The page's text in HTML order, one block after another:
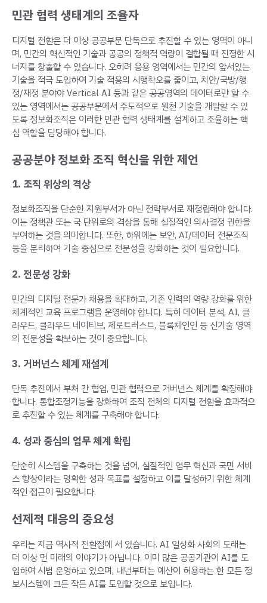
민관 협력 생태계의 조율자
디지털 전환은 더 이상 공공부문 단독으로 추진할 수 있는 영역이 아니
며, 민간의 혁신적인 기술과 공공의 정책적 역량이 결합될 때 진정한 시
너지를 창출할 수 있습니다. 오히려 응용 영역에서는 민간의 앞서있는
기술을 적극 도입하여 기술 적용의 시행착오를 줄이고, 치안/국방/행
정/재정 분야야 Vertical AI 등과 같은 공공영역의 데이터로만 할 수
있는 영역에서는 공공부문에서 주도적으로 원천 기술을 개발할 수 있
도록 정보화조직은 이러한 민관 협력 생태계를 설계하고 조율하는 핵
심 역할을 담당해야 합니다.
공공분야 정보화 조직 혁신을 위한 제언
1. 조직 위상의 격상
정보화조직을 단순한 지원부서가 아닌 전략부서로 재정립해야 합니다.
이는 정책관 또는 국 단위로의 격상을 통해 실질적인 의사결정 권한을
부여하는 것을 의미합니다. 또한, 하위에는 보안, AI/데이터 전문조직
등을 분리하여 기술 중심으로 전문성을 강화하는 것이 필요합니다.
2. 전문성 강화
민간의 디지털 전문가 채용을 확대하고, 기존 인력의 역량 강화를 위한
체계적인 교육 프로그램을 운영해야 합니다. 특히 데이터 분석, AI, 클
라우드, 클라우드 네이티브, 제로트러스트, 블록체인인 등 신기술 영역
의 전문성을 확보하는 것이 중요합니다.
3. 거버넌스 체계 재설계
단독 추진에서 부처 간 협업, 민관 협력으로 거버넌스 체계를 확장해야
합니다. 통합조정기능을 강화하여 조직 전체의 디지털 전환을 효과적으
로 추진할 수 있는 체계를 구축해야 합니다.
4. 성과 중심의 업무 체계 확립
단순히 시스템을 구축하는 것을 넘어, 실질적인 업무 혁신과 국민 서비
스 향상이라는 명확한 성과 목표를 설정하고 이를 달성하기 위한 체계
적인 접근이 필요합니다.
선제적 대응의 중요성
우리는 지금 역사적 전환점에 서 있습니다. AI 일상화 사회의 도래는
더 이상 먼 미래의 이야기가 아닙니다. 이미 많은 공공기관이 AI를 도
입하여 시범 운영하고 있으며, 내년부터는 예산이 허용하는 한 모든 정
보시스템에 크든 작든 AI를 도입할 것으로 보입니다.